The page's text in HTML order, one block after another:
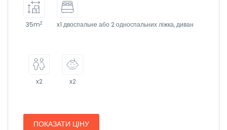
35m2 x1 двоспальне або 2 односпальних ліжка, диван
x2 x2
ПОКАЗАТИ ЦІНУ